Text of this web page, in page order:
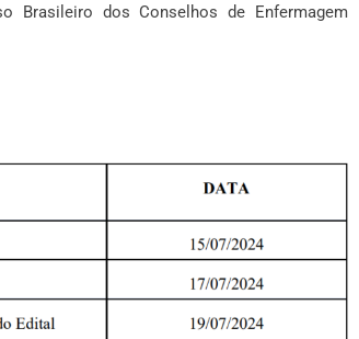
Brasileiro dos Conselhos de Enfermagem